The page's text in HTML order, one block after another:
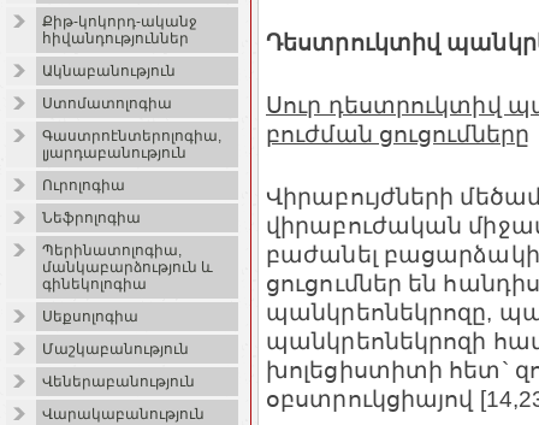
Քիթ-կոկորդ-ականջ
հիվանդություններ
Ակնաբանություն
Ստոմատոլոգիա
Գաստրոէնտերոլոգիա,
լյարդաբանություն
Ուրոլոգիա
Նեֆրոլոգիա
Պերինատոլոգիա,
մանկաբարձություն և
գինեկոլոգիա
Սեքսոլոգիա
Մաշկաբանություն
Վեներաբանություն
Վարակաբանություն
Դեստրուկտիվ
Սուր դեստրուկտիվ
բուժման ցուցումները
Վիրաբույժների
վիրաբուժական
բաժանել
ցուցումներ են
պանկրեոնեկրոզը,
պանկրեոնեկրոզի
խոլեցիստիտի հետ`
օբստրուկցիայով